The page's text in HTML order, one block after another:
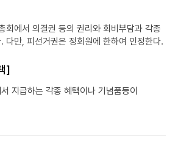
회에서 의결권 등의 권리와 회비부담과 각종
다만, 피선거권은 정회원에 한하여 인정한다.
]
지급하는 각종 혜택이나 기념품등이